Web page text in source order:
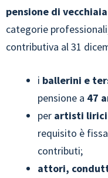
pensione di
categorie
contributiva al 31
i ballerini e
pensione a 47
per artisti
requisito è
contributi;
attori,